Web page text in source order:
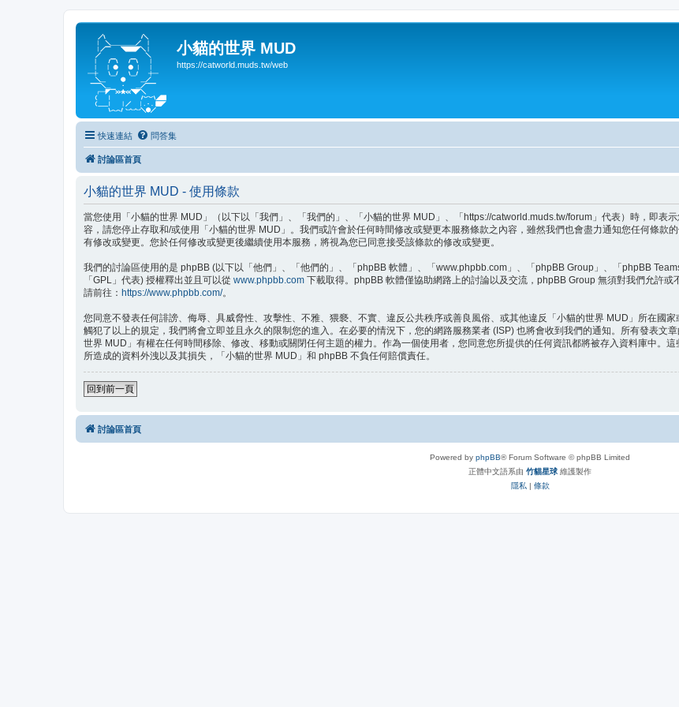
小貓的世界 MUD
https://catworld.muds.tw/web
快速連結 問答集
討論區首頁
小貓的世界 MUD - 使用條款
當您使用「小貓的世界 MUD」（以下以「我們」、「我們的」、「小貓的世界 MUD」、「https://catworld.muds.tw/forum」代表）時，即表
容，請您停止存取和/或使用「小貓的世界 MUD」。我們或許會於任何時間修改或變更本服務條款之內容，雖然我們也會盡力通知您任何條款
有修改或變更。您於任何修改或變更後繼續使用本服務，將視為您已同意接受該條款的修改或變更。
我們的討論區使用的是 phpBB (以下以「他們」、「他們的」、「phpBB 軟體」、「www.phpbb.com」、「phpBB Group」、「phpBB
「GPL」代表) 授權釋出並且可以從 www.phpbb.com 下載取得。phpBB 軟體僅協助網路上的討論以及交流，phpBB Group 無須對我們允許
請前往： https://www.phpbb.com/。
您同意不發表任何誹謗、侮辱、具威脅性、攻擊性、不雅、猥褻、不實、違反公共秩序或善良風俗、或其他違反「小貓的世界 MUD」所在國
觸犯了以上的規定，我們將會立即並且永久的限制您的進入。在必要的情況下，您的網路服務業者 (ISP) 也將會收到我們的通知。所有發表文
世界 MUD」有權在任何時間移除、修改、移動或關閉任何主題的權力。作為一個使用者，您同意您所提供的任何資訊都將被存入資料庫中。
所造成的資料外洩以及其損失，「小貓的世界 MUD」和 phpBB 不負任何賠償責任。
回到前一頁
討論區首頁
Powered by phpBB® Forum Software © phpBB Limited
正體中文語系由 竹貓星球 維護製作
隱私 | 條款